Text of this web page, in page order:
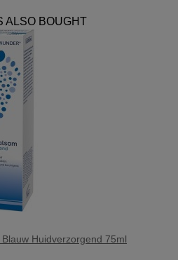
ALSO BOUGHT
Huidverzorgend 75ml